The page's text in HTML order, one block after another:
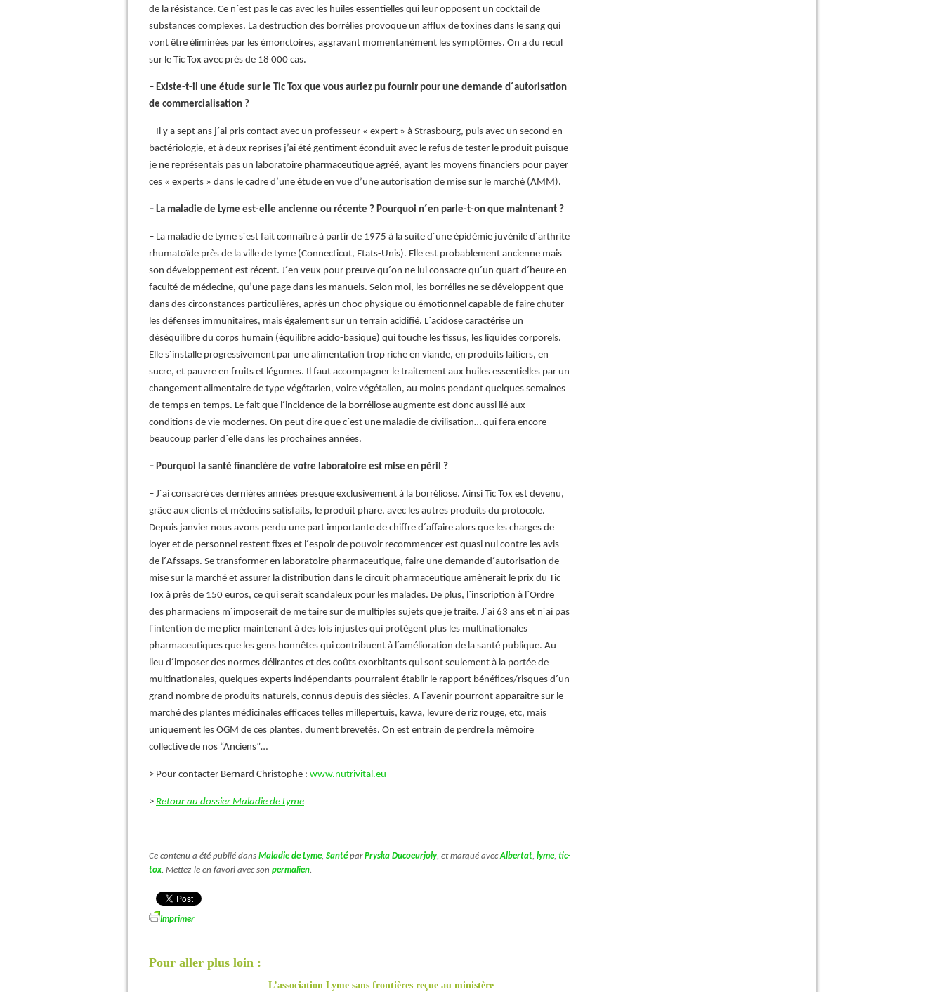
de la résistance. Ce n´est pas le cas avec les huiles essentielles qui leur opposent un cocktail de
substances complexes. La destruction des borrélies provoque un afflux de toxines dans le sang qui
vont être éliminées par les émonctoires, aggravant momentanément les symptômes. On a du recul
sur le Tic Tox avec près de 18 000 cas.
– Existe-t-il une étude sur le Tic Tox que vous auriez pu fournir pour une demande d´autorisation
de commercialisation ?
– Il y a sept ans j´ai pris contact avec un professeur « expert » à Strasbourg, puis avec un second en
bactériologie, et à deux reprises j’ai été gentiment éconduit avec le refus de tester le produit puisque
je ne représentais pas un laboratoire pharmaceutique agréé, ayant les moyens financiers pour payer
ces « experts » dans le cadre d’une étude en vue d’une autorisation de mise sur le marché (AMM).
– La maladie de Lyme est-elle ancienne ou récente ? Pourquoi n´en parle-t-on que maintenant ?
– La maladie de Lyme s´est fait connaître à partir de 1975 à la suite d´une épidémie juvénile d´arthrite
rhumatoïde près de la ville de Lyme (Connecticut, Etats-Unis). Elle est probablement ancienne mais
son développement est récent. J´en veux pour preuve qu´on ne lui consacre qu´un quart d´heure en
faculté de médecine, qu’une page dans les manuels. Selon moi, les borrélies ne se développent que
dans des circonstances particulières, après un choc physique ou émotionnel capable de faire chuter
les défenses immunitaires, mais également sur un terrain acidifié. L´acidose caractérise un
déséquilibre du corps humain (équilibre acido-basique) qui touche les tissus, les liquides corporels.
Elle s´installe progressivement par une alimentation trop riche en viande, en produits laitiers, en
sucre, et pauvre en fruits et légumes. Il faut accompagner le traitement aux huiles essentielles par un
changement alimentaire de type végétarien, voire végétalien, au moins pendant quelques semaines
de temps en temps. Le fait que l´incidence de la borréliose augmente est donc aussi lié aux
conditions de vie modernes. On peut dire que c´est une maladie de civilisation… qui fera encore
beaucoup parler d´elle dans les prochaines années.
– Pourquoi la santé financière de votre laboratoire est mise en péril ?
– J´ai consacré ces dernières années presque exclusivement à la borréliose. Ainsi Tic Tox est devenu,
grâce aux clients et médecins satisfaits, le produit phare, avec les autres produits du protocole.
Depuis janvier nous avons perdu une part importante de chiffre d´affaire alors que les charges de
loyer et de personnel restent fixes et l´espoir de pouvoir recommencer est quasi nul contre les avis
de l´Afssaps. Se transformer en laboratoire pharmaceutique, faire une demande d´autorisation de
mise sur la marché et assurer la distribution dans le circuit pharmaceutique amènerait le prix du Tic
Tox à près de 150 euros, ce qui serait scandaleux pour les malades. De plus, l´inscription à l´Ordre
des pharmaciens m´imposerait de me taire sur de multiples sujets que je traite. J´ai 63 ans et n´ai pas
l´intention de me plier maintenant à des lois injustes qui protègent plus les multinationales
pharmaceutiques que les gens honnêtes qui contribuent à l´amélioration de la santé publique. Au
lieu d´imposer des normes délirantes et des coûts exorbitants qui sont seulement à la portée de
multinationales, quelques experts indépendants pourraient établir le rapport bénéfices/risques d´un
grand nombre de produits naturels, connus depuis des siècles. A l´avenir pourront apparaître sur le
marché des plantes médicinales efficaces telles millepertuis, kawa, levure de riz rouge, etc, mais
uniquement les OGM de ces plantes, dument brevetés. On est entrain de perdre la mémoire
collective de nos “Anciens”…
> Pour contacter Bernard Christophe : www.nutrivital.eu
> Retour au dossier Maladie de Lyme
Ce contenu a été publié dans Maladie de Lyme, Santé parPryska Ducoeurjoly, et marqué avecAlbertat, lyme, tic-
tox. Mettez-le en favori avec son permalien.
Imprimer
Pour aller plus loin :
L’association Lyme sans frontières reçue au ministère